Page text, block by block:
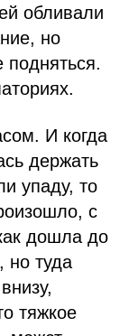
обливали
но
подняться.
И когда
держать
упаду, то
с
дошла до
но туда
тяжкое